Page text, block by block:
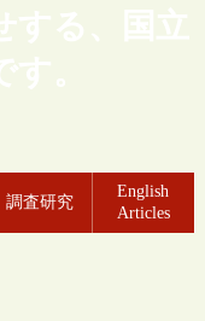
する、国立
。
調査研究
English
Articles